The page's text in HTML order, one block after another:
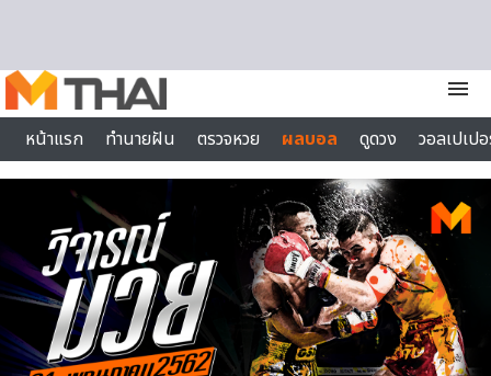
menu
หน้าแรก
ทำนายฝัน ตรวจหวย ผลบอล ดูดวง
วอลเปเป
ไลฟ์สไตล์